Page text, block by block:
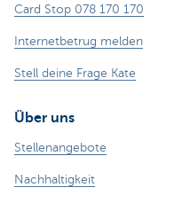
Card Stop 078 170 170
Internetbetrug melden
Stell deine Frage Kate
Über uns
Stellenangebote
Nachhaltigkeit